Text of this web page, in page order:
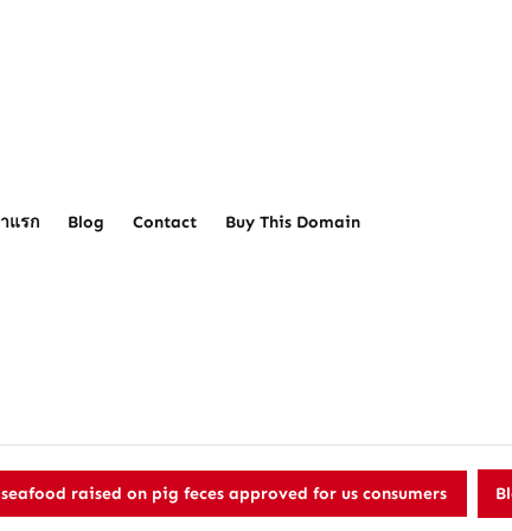
แรก Blog Contact Buy This Domain
raised on pig feces approved for us consumers